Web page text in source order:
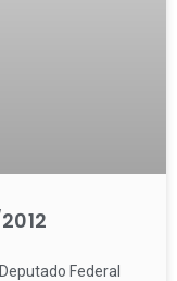
Federal